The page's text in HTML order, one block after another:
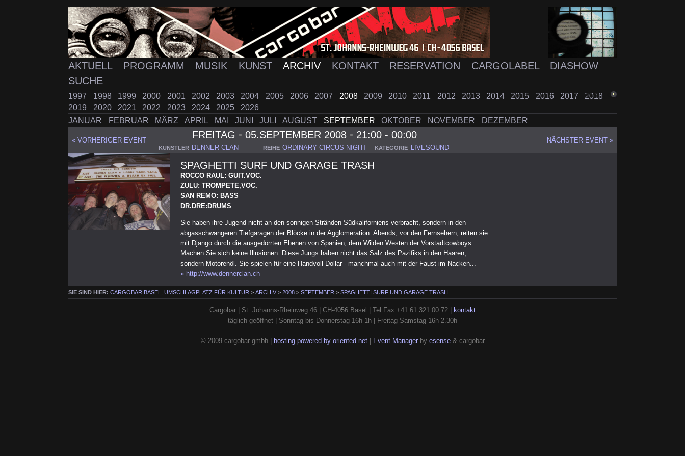
AKTUELL PROGRAMM MUSIK KUNST ARCHIV KONTAKT RESERVATION CARGOLABEL
DIASHOW
SUCHE
1997 1998 1999 2000 2001 2002 2003 2004 2005 2006 2007 2008 2009 2010 2011 2012 2013 2014 2015 2016 2017
2018
2019
2020 2021 2022 2023 2024 2025
2026
JANUAR
FEBRUAR MÄRZ APRIL MAI JUNI JULI AUGUST SEPTEMBER OKTOBER NOVEMBER DEZEMBER
ZURÜCK
« VORHERIGER EVENT FREITAG • 05.SEPTEMBER 2008 • 21:00 - 00:00
KÜNSTLER DENNER CLAN REIHE ORDINARY CIRCUS NIGHT KATEGORIE LIVESOUND
NÄCHSTER EVENT »
SPAGHETTI SURF UND GARAGE TRASH
ROCCO RAUL: GUIT.VOC.
ZULU: TROMPETE,VOC.
SAN REMO: BASS
DR.DRE:DRUMS
Sie haben ihre Jugend nicht an den sonnigen Stränden Südkaliforniens verbracht, sondern in den
abgasschwangeren Tiefgaragen der Blöcke in der Agglomeration. Abends, vor den Fernsehern, reiten sie
mit Django durch die ausgedörrten Ebenen von Spanien, dem Wilden Westen der Vorstadtcowboys.
Machen Sie sich keine Illusionen: Diese Jungs haben nicht das Salz des Pazifiks in den Haaren,
sondern Motorenöl. Sie spielen für eine Handvoll Dollar - manchmal auch mit der Faust im Nacken...
» http://www.dennerclan.ch
SIE SIND HIER:CARGOBAR BASEL, UMSCHLAGPLATZ FÜR KULTUR >ARCHIV >2008 >SEPTEMBER >SPAGHETTI SURF UND GARAGE TRASH
Cargobar | St. Johanns-Rheinweg 46 | CH-4056 Basel | Tel Fax +41 61 321 00 72 |
kontakt
täglich geöffnet | Sonntag bis Donnerstag 16h-1h | Freitag Samstag 16h-2.30h
© 2009 cargobar gmbh | hosting powered by oriented.net| Event Managerby esense& cargobar